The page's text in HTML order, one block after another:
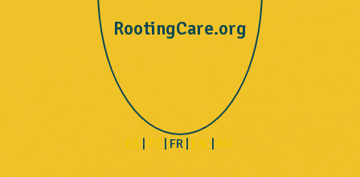
RootingCare.org
ES | PT | FR | EN | RU